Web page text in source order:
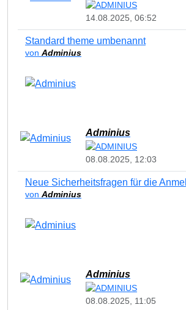
14.08.2025, 06:52
Standard theme umbenannt
von Adminius
Adminius
08.08.2025, 12:03
Neue Sicherheitsfragen für die
von Adminius
Adminius
08.08.2025, 11:05